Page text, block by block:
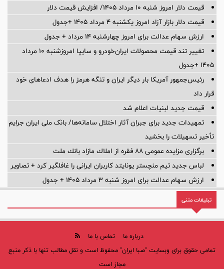
قیمت دلار امروز شنبه ۱۰ مرداد ۱۴۰۵/ افزایش قیمت دلار
قیمت دلار بازار آزاد امروز یکشنبه ۴ مرداد ۱۴۰۵ +جدول
ارزش سهام عدالت برای امروز چهارشنبه ۱۴ مرداد + جدول
تغییر تند قیمت محصولات ایران‌خودرو و سایپا امروزشنبه ۱۰ مرداد
۱۴۰۵ +جدول
رئیس‌جمهور آمریکا بار دیگر ایران و تنگه هرمز را هدف ادعاهای خود
قرار داد
قیمت جدید لبنیات اعلام شد
تمهیدات جدید برای جبران آثار اختلال سامانه‌ها/ بانک ملی ایران جرایم
تأخیر تسهیلات را بخشید
برگزاری مزایده عمومی 88 فقره از املاك مازاد بانك ملت
لباس جدید تیم منچستر یونایتد کاربران ایرانی را غافلگیر کرد + تصاویر
ارزش سهام عدالت برای امروز شنبه ۳ مرداد ۱۴۰۵ + جدول
تبلیغات متنی
درباره ما
تماس با ما
تمامی حقوق برای وبسایت "صبا ایران" محفوظ است و نقل مطالب تنها با ذکر منبع
مجاز است